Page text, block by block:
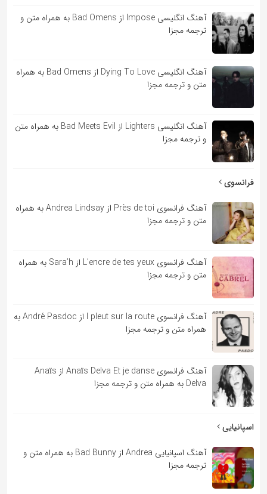
لینک
آهنگ انگلیسی Impose از Bad Omens به همراه متن و
ترجمه مجزا
آهنگ انگلیسی Dying To Love از Bad Omens به همراه
متن و ترجمه مجزا
آهنگ انگلیسی Lighters از Bad Meets Evil به همراه متن
و ترجمه مجزا
فرانسوی
آهنگ فرانسوی Près de toi از Andrea Lindsay به همراه
متن و ترجمه مجزا
آهنگ فرانسوی L’encre de tes yeux از Sara’h به همراه
متن و ترجمه مجزا
آهنگ فرانسوی l pleut sur la route از André Pasdoc به
همراه متن و ترجمه مجزا
آهنگ فرانسوی Anaïs Delva Et je danse از Anaïs
Delva به همراه متن و ترجمه مجزا
اسپانیایی
آهنگ اسپانیایی Andrea از Bad Bunny به همراه متن و
ترجمه مجزا